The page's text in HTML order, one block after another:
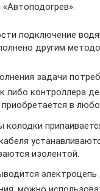
подключение
другим
задачи
либо контроллера
в
колодки
изолентой.